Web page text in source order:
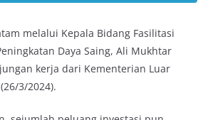
melalui Kepala Bidang Fasilitasi
Daya Saing, Ali Mukhtar
kerja dari Kementerian Luar
3/2024).